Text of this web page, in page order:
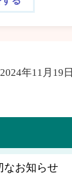
2024年11月19日
なお知らせ